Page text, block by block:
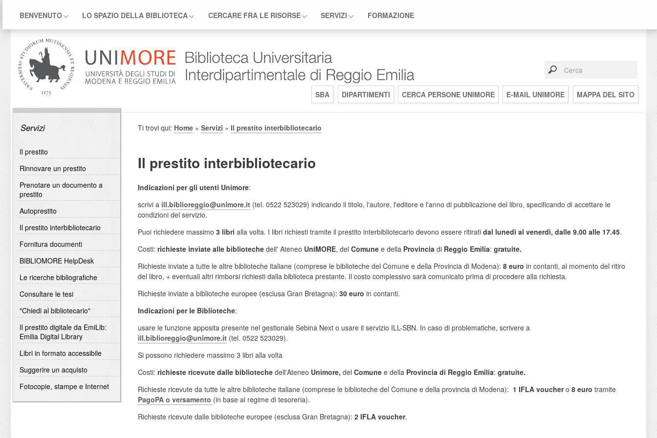
BENVENUTO LO SPAZIO DELLA BIBLIOTECA CERCARE FRA LE RISORSE SERVIZI FORMAZIONE
SBA DIPARTIMENTI CERCA PERSONE UNIMORE E-MAIL UNIMORE MAPPA DEL SITO
Servizi
Il prestito
Rinnovare un prestito
Prenotare un documento a
prestito
Autoprestito
Il prestito interbibliotecario
Fornitura documenti
BIBLIOMORE HelpDesk
Le ricerche bibliografiche
Consultare le tesi
"Chiedi al bibliotecario"
Il prestito digitale da EmiLib:
Emilia Digital Library
Libri in formato accessibile
Suggerire un acquisto
Fotocopie, stampe e Internet
Ti trovi qui: Home » Servizi » Il prestito interbibliotecario
Il prestito interbibliotecario
Indicazioni per gli utenti Unimore:
scrivi a ill.biblioreggio@unimore.it (tel. 0522 523029) indicando il titolo, l'autore, l'editore e l'anno di pubblicazione del libro, specificando di accettare le
condizioni del servizio.
Puoi richiedere massimo 3 libri alla volta. I libri richiesti tramite il prestito interbibliotecario devono essere ritirati dal lunedì al venerdì, dalle 9.00 alle 17.45.
Costi: richieste inviate alle biblioteche dell' Ateneo UniMORE, del Comune e della Provincia di Reggio Emilia: gratuite.
Richieste inviate a tutte le altre biblioteche italiane (comprese le biblioteche del Comune e della Provincia di Modena): 8 euro in contanti, al momento del ritiro
del libro, + eventuali altri rimborsi richiesti dalla biblioteca prestante. Il costo complessivo sarà comunicato prima di procedere alla richiesta.
Richieste inviate a biblioteche europee (esclusa Gran Bretagna): 30 euro in contanti.
Indicazioni per le Biblioteche:
usare le funzione apposita presente nel gestionale Sebina Next o usare il servizio ILL-SBN. In caso di problematiche, scrivere a
ill.biblioreggio@unimore.it (tel. 0522 523029).
Si possono richiedere massimo 3 libri alla volta
Costi: richieste ricevute dalle biblioteche dell'Ateneo Unimore, del Comune e della Provincia di Reggio Emilia: gratuite.
Richieste ricevute da tutte le altre biblioteche italiane (comprese le biblioteche del Comune e della provincia di Modena): 1 IFLA vouchero 8 euro tramite
PagoPA o versamento (in base al regime di tesoreria).
Richieste ricevute dalle biblioteche europee (esclusa Gran Bretagna): 2 IFLA voucher.